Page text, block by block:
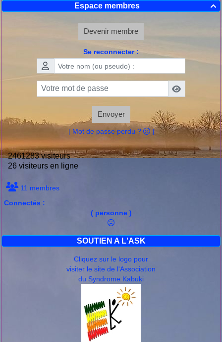

Espace membres
Devenir membre
Se reconnecter :
Envoyer
[ Mot de passe perdu ? ]
2461283 visiteurs
26 visiteurs en ligne
11 membres
Connectés :
( personne )
SOUTIEN A L'ASK
Cliquez sur le logo pour
visiter le site de l'Association
du Syndrome Kabuki